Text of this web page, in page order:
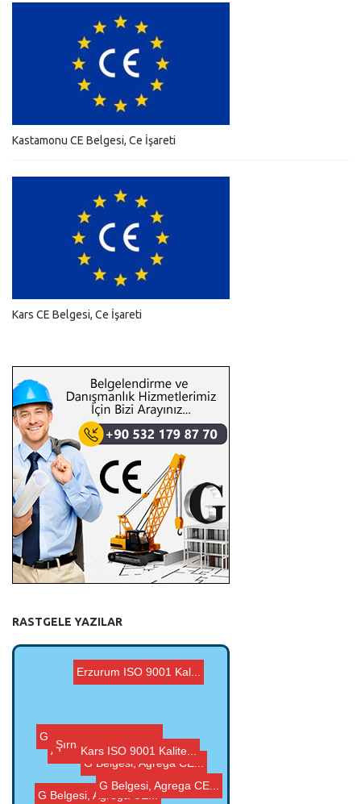
Kastamonu CE Belgesi, Ce İşareti
Kars CE Belgesi, Ce İşareti
RASTGELE YAZILAR
G Belgesi, Agrega CE...
G Belgesi, Agrega CE...
Erzurum ISO 9001 Kal...
G Belgesi, Agrega CE...
Kars ISO 9001 Kalite...